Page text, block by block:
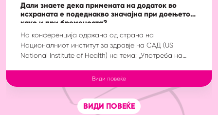
Дали знаете дека примената на додаток во
исхраната е подеднакво значајна при доењето
како и при бременоста?
На конференција одржана од страна на
Националниот институт за здравје на САД (US
National Institute of Health) на тема: „Употреба на
статус и идни насоки“, донесени се заклучоци во
однос на потребите од хранливи материи на
бремените жени и на доилките. Како што е генрално
прифатено, се препорачува ексклузивно […]
Види повеќе
ВИДИ ПОВЕЌЕ